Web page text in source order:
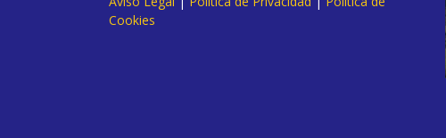
Cookies